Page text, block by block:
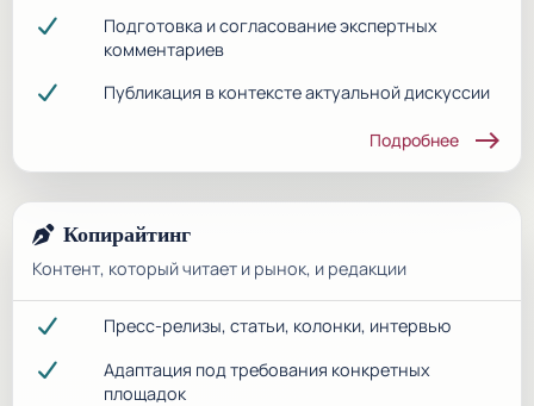
Подготовка и согласование экспертных
комментариев
Публикация в контексте актуальной дискуссии
Подробнее east
Копирайтинг
Контент, который читает и рынок, и редакции
Пресс-релизы, статьи, колонки, интервью
Адаптация под требования конкретных
площадок